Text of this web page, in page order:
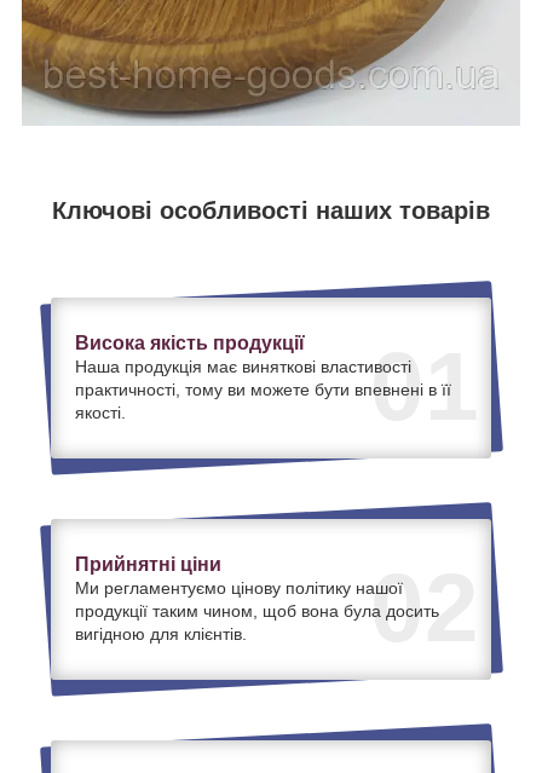
Ключові особливості наших товарів
01
Висока якість продукції
Наша продукція має виняткові властивості
практичності, тому ви можете бути впевнені в її
якості.
02
Прийнятні ціни
Ми регламентуємо цінову політику нашої
продукції таким чином, щоб вона була досить
вигідною для клієнтів.